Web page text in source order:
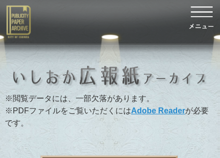
※閲覧データには、一部欠落があります。
※PDFファイルをご覧いただくにはAdobe Readerが必要
です。